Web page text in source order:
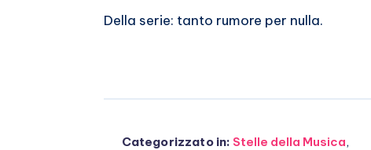
Della serie: tanto rumore per nulla.
Categorizzato in: Stelle della Musica,